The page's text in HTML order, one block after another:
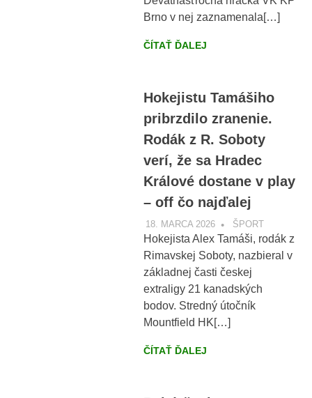
Brno v nej zaznamenala[…]
ČÍTAŤ ĎALEJ
Hokejistu Tamášiho
pribrzdilo zranenie.
Rodák z R. Soboty
verí, že sa Hradec
Králové dostane v play
– off čo najďalej
18. MARCA 2026 VOBRAZE.SK
ŠPORT
Hokejista Alex Tamáši, rodák z
Rimavskej Soboty, nazbieral v
základnej časti českej
extraligy 21 kanadských
bodov. Stredný útočník
Mountfield HK[…]
ČÍTAŤ ĎALEJ